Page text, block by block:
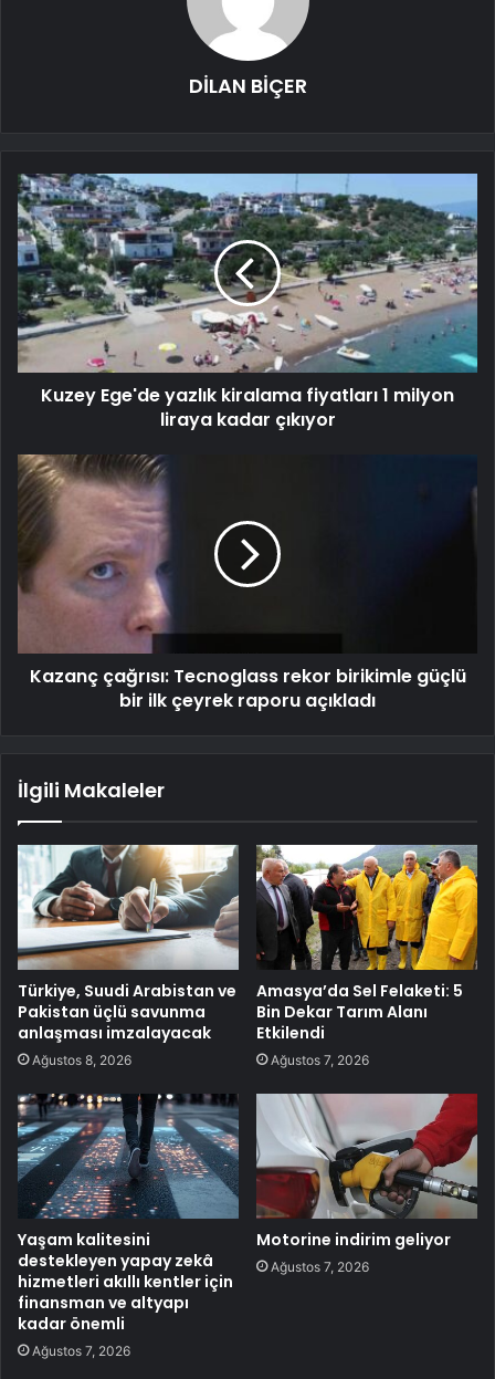
DİLAN BİÇER
Kuzey Ege'de yazlık kiralama fiyatları 1 milyon
liraya kadar çıkıyor
Kazanç çağrısı: Tecnoglass rekor birikimle güçlü
bir ilk çeyrek raporu açıkladı
İlgili Makaleler
Türkiye, Suudi Arabistan ve
Pakistan üçlü savunma
anlaşması imzalayacak
Ağustos 8, 2026
Amasya’da Sel Felaketi: 5
Bin Dekar Tarım Alanı
Etkilendi
Ağustos 7, 2026
Yaşam kalitesini
destekleyen yapay zekâ
hizmetleri akıllı kentler için
finansman ve altyapı
kadar önemli
Ağustos 7, 2026
Motorine indirim geliyor
Ağustos 7, 2026